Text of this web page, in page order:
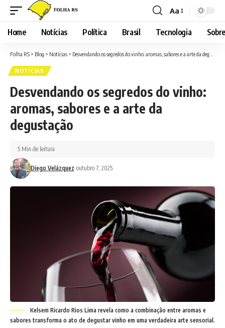
Font
Resizer
Aa
Home Notícias Política Brasil Tecnologia
Folha RS > Blog > Notícias > Desvendando os segredos do vinho: aromas, sabores e a arte da degustação
NOTÍCIAS
Desvendando os segredos do vinho:
aromas, sabores e a arte da
degustação
Diego Velázquez outubro 7, 2025
5 Min de leitura
Kelsem Ricardo Rios Lima revela como a combinação entre aromas e
sabores transforma o ato de degustar vinho em uma verdadeira arte sensorial.